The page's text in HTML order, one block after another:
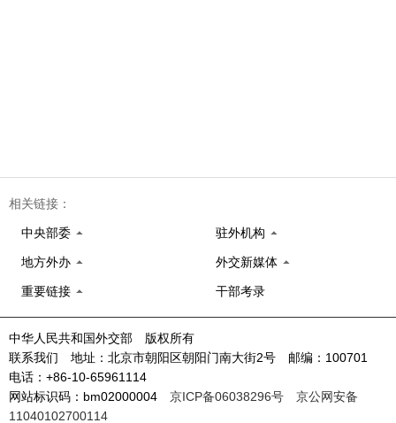
相关链接：
中央部委 驻外机构
地方外办 外交新媒体
重要链接 干部考录
中华人民共和国外交部 版权所有
联系我们 地址：北京市朝阳区朝阳门南大街2号 邮编：100701
电话：+86-10-65961114
网站标识码：bm02000004 京ICP备06038296号
京公网安备
11040102700114